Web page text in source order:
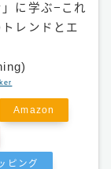
に学ぶ−これ
レンドとエ
Amazon
ピング